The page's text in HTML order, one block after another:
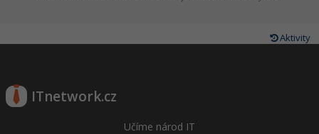
Aktivity
ITnetwork.cz
Učíme národ IT